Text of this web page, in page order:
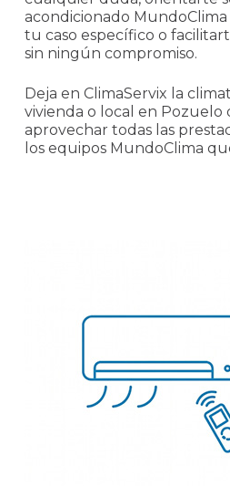
acondicionado
tu caso específico o
sin ningún compromiso.
Deja en ClimaServix la
vivienda o local en Pozuelo
aprovechar todas las
los equipos MundoClima